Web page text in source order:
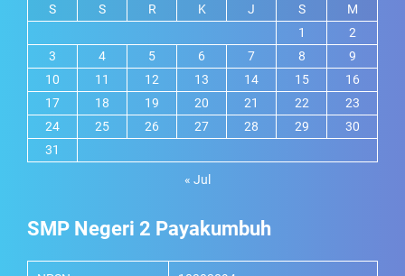
S S R K J S
M
1
2
3
4 5 6 7 8
9
10
11 12 13 14 15
16
17
18 19 20 21 22
23
24
25 26 27 28 29
30
31
« Jul
SMP Negeri 2 Payakumbuh